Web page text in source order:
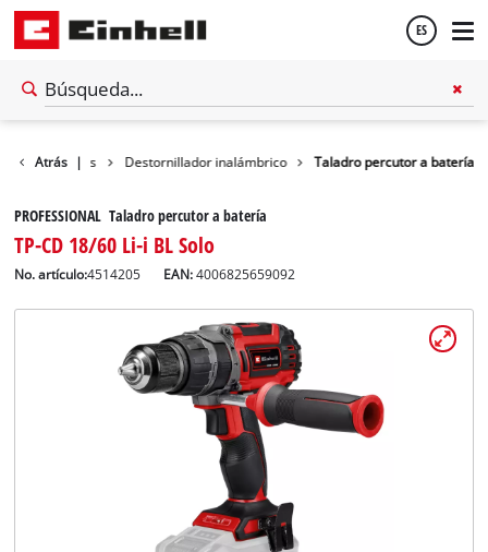
ES
Atrás |
inalámbricas Destornillador inalámbrico Taladro percutor a batería
PROFESSIONAL Taladro percutor a batería
TP-CD 18/60 Li-i BL Solo
No. artículo:4514205 EAN:4006825659092